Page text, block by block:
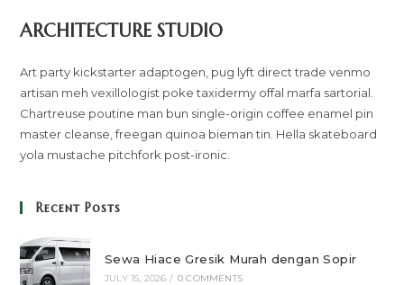
ARCHITECTURE STUDIO
Art party kickstarter adaptogen, pug lyft direct trade venmo
artisan meh vexillologist poke taxidermy offal marfa sartorial.
Chartreuse poutine man bun single-origin coffee enamel pin
master cleanse, freegan quinoa bieman tin. Hella skateboard
yola mustache pitchfork post-ironic.
Recent Posts
Sewa Hiace Gresik Murah dengan Sopir
JULY 15, 2026 / 0 COMMENTS